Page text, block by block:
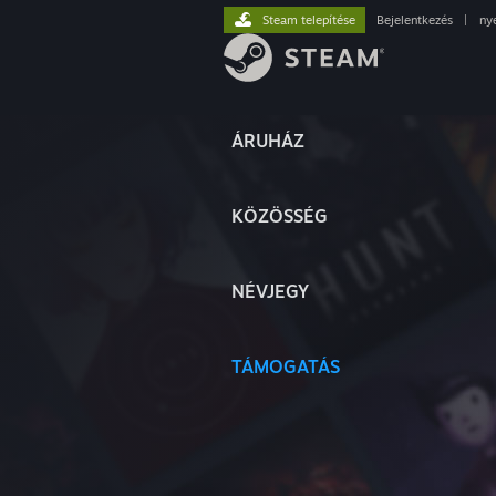
ÁRUHÁZ
KÖZÖSSÉG
NÉVJEGY
TÁMOGATÁS
Steam telepítése Bejelentkezés